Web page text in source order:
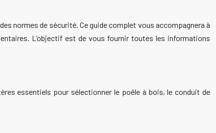
normes de sécurité. Ce guide complet vous accompagnera à
L’objectif est de vous fournir toutes les informations
essentiels pour sélectionner le poêle à bois, le conduit de